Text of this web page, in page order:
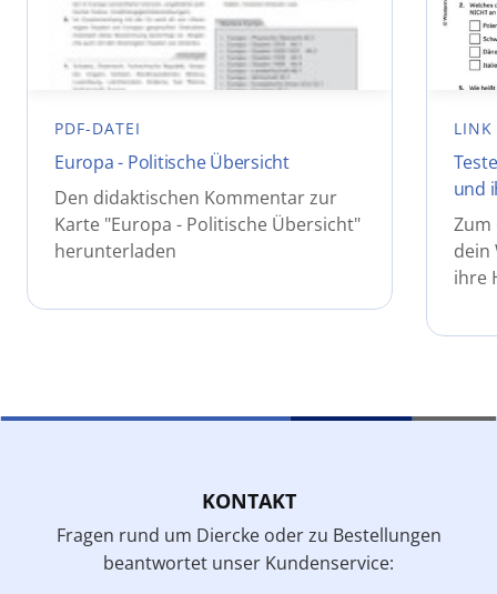
PDF-DATEI
Europa - Politische Übersicht
Den didaktischen Kommentar zur
Karte "Europa - Politische Übersicht"
herunterladen
LINK
und
Zum
dein
ihre
KONTAKT
Fragen rund um Diercke oder zu Bestellungen
beantwortet unser Kundenservice: